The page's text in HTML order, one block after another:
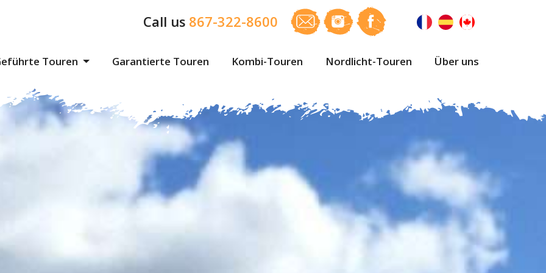
Call us 867-322-8600
Touren Garantierte Touren Kombi-Touren Nordlicht-Touren Über uns